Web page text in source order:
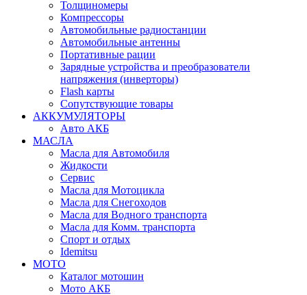
Толщиномеры
Компрессоры
Автомобильные радиостанции
Автомобильные антенны
Портативные рации
Зарядные устройства и преобразователи
напряжения (инверторы)
Flash карты
Сопутствующие товары
АККУМУЛЯТОРЫ
Авто АКБ
МАСЛА
Масла для Автомобиля
Жидкости
Сервис
Масла для Мотоцикла
Масла для Снегоходов
Масла для Водного транспорта
Масла для Комм. транспорта
Спорт и отдых
Idemitsu
МОТО
Каталог мотошин
Мото АКБ